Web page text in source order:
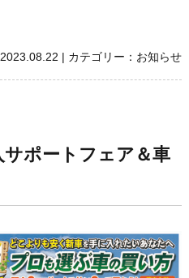
2023.08.22 | カテゴリー： お知らせ
ポートフェア＆車